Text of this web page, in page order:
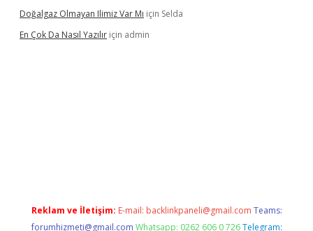
Doğalgaz Olmayan Ilimiz Var Mı için Selda
En Çok Da Nasıl Yazılır için admin
Reklam ve İletişim: E-mail: backlinkpaneli@gmail.com Teams:
forumhizmeti@gmail.com Whatsapp: 0262 606 0 726 Telegram: